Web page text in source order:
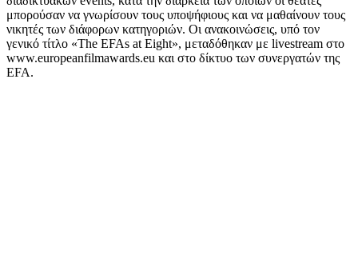
μπορούσαν να γνωρίσουν τους υποψήφιους και να μαθαίνουν τους
νικητές των διάφορων κατηγοριών. Οι ανακοινώσεις, υπό τον
γενικό τίτλο «The EFAs at Eight», μεταδόθηκαν με livestream στο
www.europeanfilmawards.eu και στο δίκτυο των συνεργατών της
EFA.